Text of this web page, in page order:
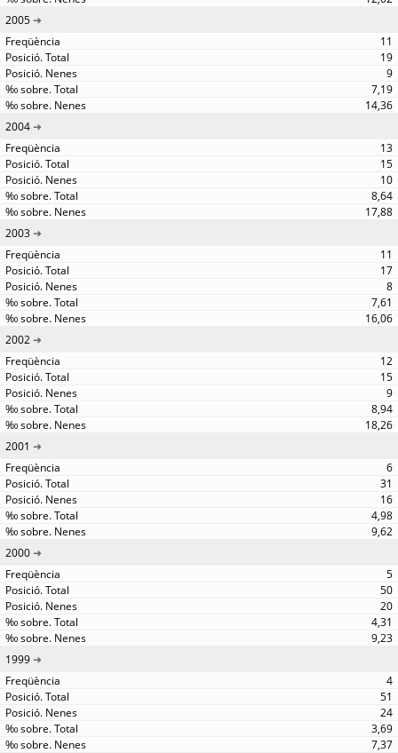
2005
11
19
9
7,19
14,36
2004
13
15
10
8,64
17,88
2003
11
17
8
7,61
16,06
2002
12
15
9
8,94
18,26
2001
6
31
16
4,98
9,62
2000
5
50
20
4,31
9,23
1999
4
51
24
3,69
7,37